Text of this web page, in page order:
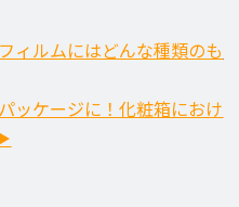
ィルムにはどんな種類のも
ッケージに！化粧箱におけ